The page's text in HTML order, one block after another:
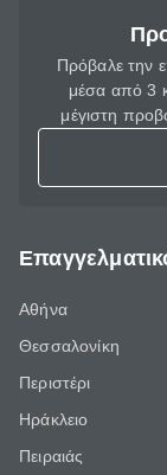
Πρόβαλε την
μέσα από 3
μέγιστη
Αθήνα
Θεσσαλονίκη
Περιστέρι
Ηράκλειο
Πειραιάς